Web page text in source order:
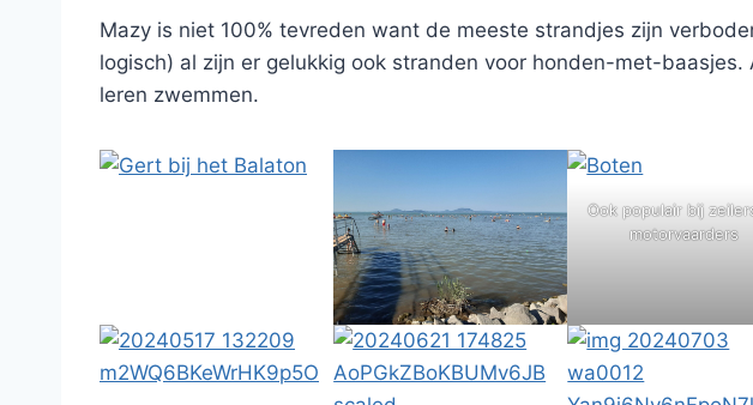
Mazy is niet 100% tevreden want de meeste strandjes zijn
logisch) al zijn er gelukkig ook stranden voor honden-met-
leren zwemmen.
Ook populair bij
motorvaarders